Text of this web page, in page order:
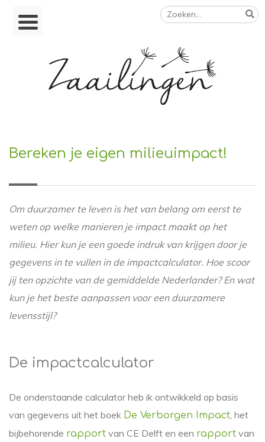
Skip
Zoeken
naar:
Bereken je eigen milieuimpact!
Om duurzamer te leven is het van belang om eerst te
weten op welke manieren je impact maakt op het
milieu. Hier kun je een goede indruk van krijgen door je
gegevens in te vullen in de impactcalculator. Hoe scoor
jij ten opzichte van de gemiddelde Nederlander? En wat
kun je het beste aanpassen voor een duurzamere
levensstijl?
De impactcalculator
De onderstaande calculator heb ik ontwikkeld op basis
van gegevens uit het boek De Verborgen Impact, het
bijbehorende rapport van CE Delft en een rapport van